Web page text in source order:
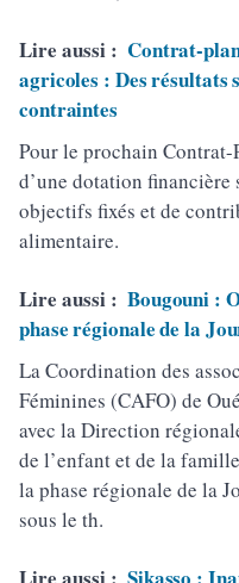
Lire aussi : Contrat-
agricoles : Des résultats
contraintes
Pour le prochain Contrat-
d’une dotation financière
objectifs fixés et de
alimentaire.
Lire aussi : Bougouni :
phase régionale de la
La Coordination des
Féminines (CAFO) de
avec la Direction
de l’enfant et de la
la phase régionale de la
sous le th.